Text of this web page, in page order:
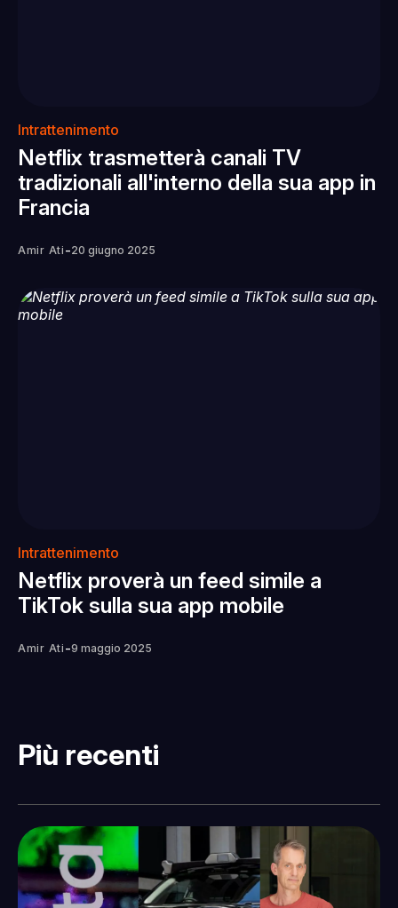
Intrattenimento
Netflix trasmetterà canali TV
tradizionali all'interno della sua app in
Francia
Amir Ati -20 giugno 2025
Intrattenimento
Netflix proverà un feed simile a
TikTok sulla sua app mobile
Amir Ati -9 maggio 2025
Più recenti